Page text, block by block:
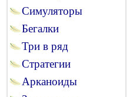
Симуляторы
Бегалки
Три в ряд
Стратегии
Арканоиды